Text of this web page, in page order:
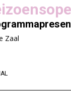
Zaal